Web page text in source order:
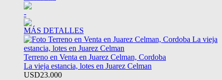
-
MÁS DETALLES
Terreno en Venta en Juarez Celman, Cordoba
La vieja estancia, lotes en Juarez Celman
USD23.000